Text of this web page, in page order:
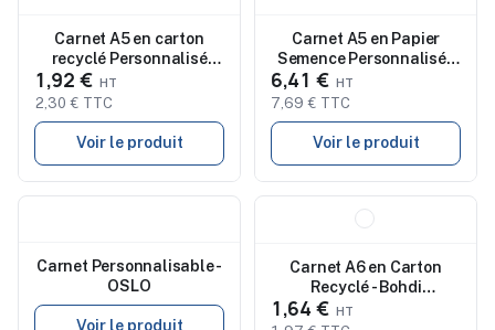
Carnet A5 en carton
recyclé Personnalisé
MITO NOTE
1,92 €
2,30 € TTC
Voir le produit
Carnet A5 en Papier
Semence Personnalisé -
SEED RING
6,41 €
7,69 € TTC
Voir le produit
Carnet Personnalisable -
OSLO
Voir le produit
Carnet A6 en Carton
Recyclé - Bohdi
Personnalisé Pas Cher
1,64 €